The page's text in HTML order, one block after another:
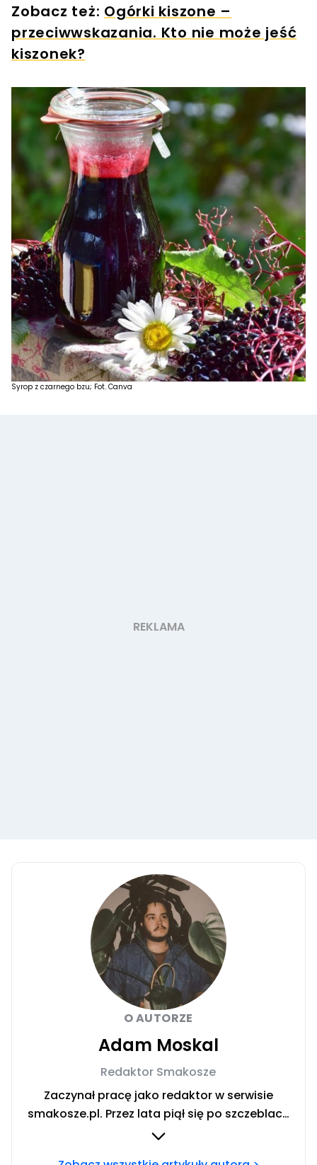
Zobacz też: Ogórki kiszone –
przeciwwskazania. Kto nie może jeść
kiszonek?
Syrop z czarnego bzu; Fot. Canva
O AUTORZE
Adam Moskal
Redaktor Smakosze
Zaczynał pracę jako redaktor w serwisie
smakosze.pl. Przez lata piął się po szczeblach
przez stanowiska wydawnicze, w serwisach